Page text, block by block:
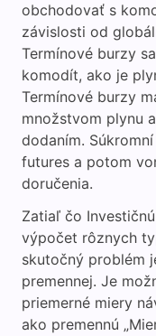
obchodovať s
závislosti od
Termínové burzy
komodít, ako je
Termínové burzy
množstvom plynu
dodaním.
futures a potom
doručenia.
Zatiaľ čo
výpočet rôznych
skutočný problém
premennej. Je
priemerné miery
ako premennú